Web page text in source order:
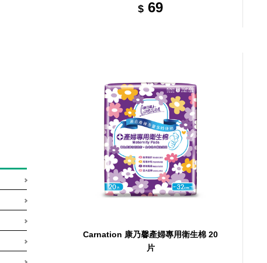
$ 69
Carnation 康乃馨產婦專用衛生棉 20
片